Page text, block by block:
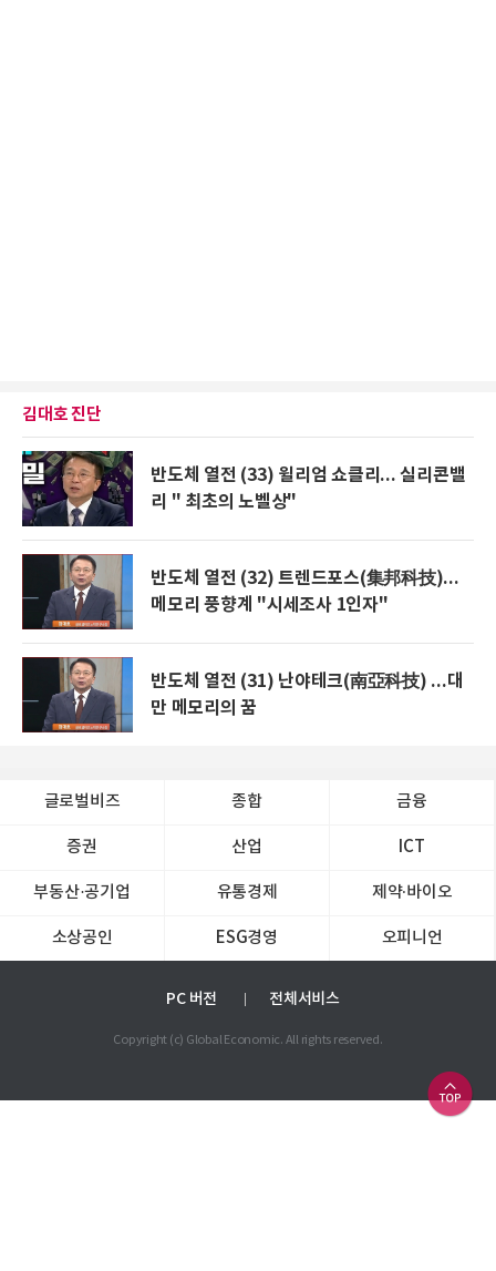
김대호 진단
반도체 열전 (33) 윌리엄 쇼클리... 실리콘밸
리 " 최초의 노벨상"
반도체 열전 (32) 트렌드포스(集邦科技)...
메모리 풍향계 "시세조사 1인자"
반도체 열전 (31) 난야테크(南亞科技) ...대
만 메모리의 꿈
글로벌비즈 종합 금융
증권 산업 ICT
부동산·공기업 유통경제 제약∙바이오
소상공인 ESG경영 오피니언
PC 버전 전체서비스
Copyright (c) Global Economic. All rights reserved.